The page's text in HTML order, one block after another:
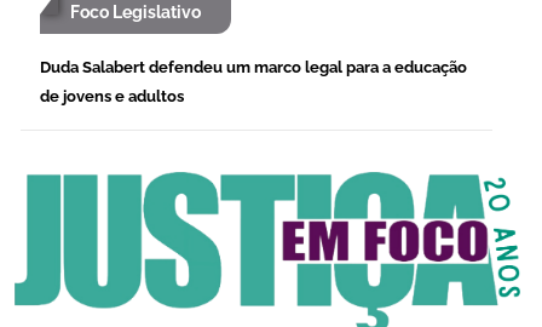
Foco Legislativo
Duda Salabert defendeu um marco legal para a educação
de jovens e adultos